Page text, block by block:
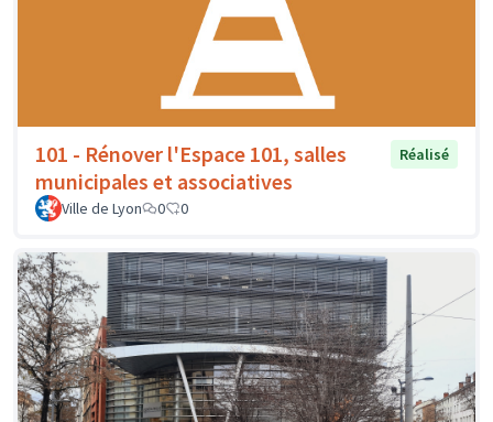
101 - Rénover l'Espace 101, salles
municipales et associatives
Réalisé
Ville de Lyon 0 0